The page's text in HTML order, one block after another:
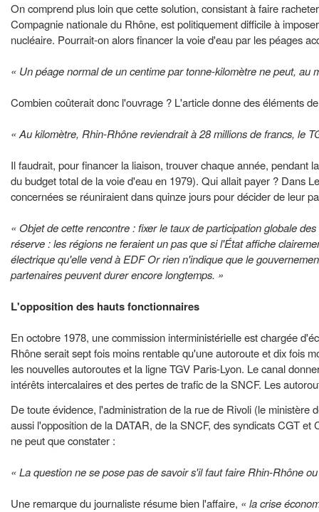
On comprend plus loin que cette solution, consistant à faire
Compagnie nationale du Rhône, est politiquement difficile à
nucléaire. Pourrait-on alors financer la voie d'eau par les péages
« Un péage normal de un centime par tonne-kilomètre ne peut,
Combien coûterait donc l'ouvrage ? L'article donne des éléments
« Au kilomètre, Rhin-Rhône reviendrait à 28 millions de francs, le
Il faudrait, pour financer la liaison, trouver chaque année, pendant
du budget total de la voie d'eau en 1979). Qui allait payer ? Dans
concernées se réuniraient dans quinze jours pour décider de leur
« Objet de cette rencontre : fixer le taux de participation globale
réserve : les régions ne feraient un pas que si l'État affiche
électrique qu'elle vend à EDF Or rien n'indique que le
partenaires peuvent durer encore longtemps. »
L'opposition des hauts fonctionnaires
En octobre 1978, une commission interministérielle est chargée
Rhône serait sept fois moins rentable qu'une autoroute et dix fois
les nouvelles autoroutes et la ligne TGV Paris-Lyon. Le canal
intérêts intercalaires et des pertes de trafic de la SNCF. Les
De toute évidence, l'administration de la rue de Rivoli (le
aussi l'opposition de la DATAR, de la SNCF, des syndicats CGT
ne peut que constater :
« La question ne se pose pas de savoir s'il faut faire Rhin-Rhône
Une remarque du journaliste résume bien l'affaire, « la crise